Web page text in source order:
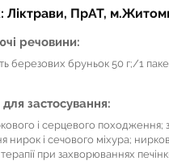
Ліктрави, ПрАТ,
речовини:
березових бруньок 50 г;/1
застосування:
і серцевого походження;
нирок і сечового міхура;
при захворюваннях